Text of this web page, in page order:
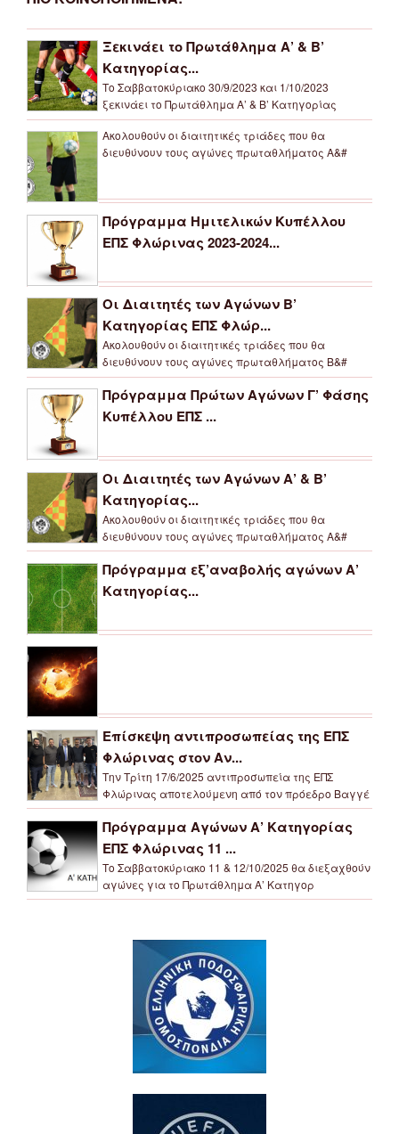
Ξεκινάει το Πρωτάθλημα Α’ & Β’
Κατηγορίας...
Το Σαββατοκύριακο 30/9/2023 και 1/10/2023
ξεκινάει το Πρωτάθλημα Α’ & Β’ Κατηγορίας
Ακολουθούν οι διαιτητικές τριάδες που θα
διευθύνουν τους αγώνες πρωταθλήματος Α&#
Πρόγραμμα Ημιτελικών Κυπέλλου
ΕΠΣ Φλώρινας 2023-2024...
Οι Διαιτητές των Αγώνων Β’
Κατηγορίας ΕΠΣ Φλώρ...
Ακολουθούν οι διαιτητικές τριάδες που θα
διευθύνουν τους αγώνες πρωταθλήματος Β&#
Πρόγραμμα Πρώτων Αγώνων Γ’ Φάσης
Κυπέλλου ΕΠΣ ...
Οι Διαιτητές των Αγώνων Α’ & Β’
Κατηγορίας...
Ακολουθούν οι διαιτητικές τριάδες που θα
διευθύνουν τους αγώνες πρωταθλήματος Α&#
Πρόγραμμα εξ’αναβολής αγώνων Α’
Κατηγορίας...
Επίσκεψη αντιπροσωπείας της ΕΠΣ
Φλώρινας στον Αν...
Την Τρίτη 17/6/2025 αντιπροσωπεία της ΕΠΣ
Φλώρινας αποτελούμενη από τον πρόεδρο Βαγγέ
Πρόγραμμα Αγώνων Α’ Κατηγορίας
ΕΠΣ Φλώρινας 11 ...
Το Σαββατοκύριακο 11 & 12/10/2025 θα διεξαχθούν
αγώνες για το Πρωτάθλημα Α’ Κατηγορ